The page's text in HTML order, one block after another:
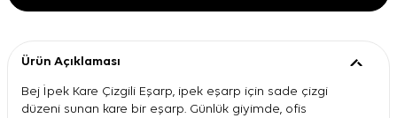
Ürün Açıklaması
Bej İpek Kare Çizgili Eşarp, ipek eşarp için sade çizgi
düzeni sunan kare bir eşarp. Günlük giyimde, ofis